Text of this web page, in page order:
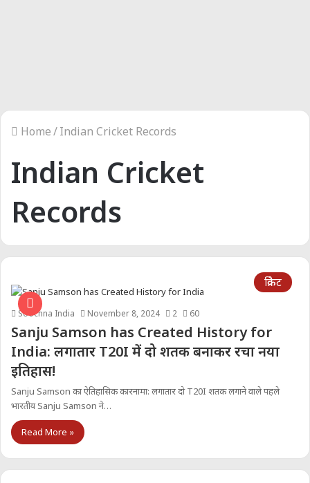
Home/Indian Cricket Records
Indian Cricket
Records
क्रिकेट
Soochna India November 8, 2024 2 60
Sanju Samson has Created History for
India: लगातार T20I में दो शतक बनाकर रचा नया
इतिहास!
Sanju Samson का ऐतिहासिक कारनामा: लगातार दो T20I शतक लगाने वाले पहले
भारतीय Sanju Samson ने…
Read More »